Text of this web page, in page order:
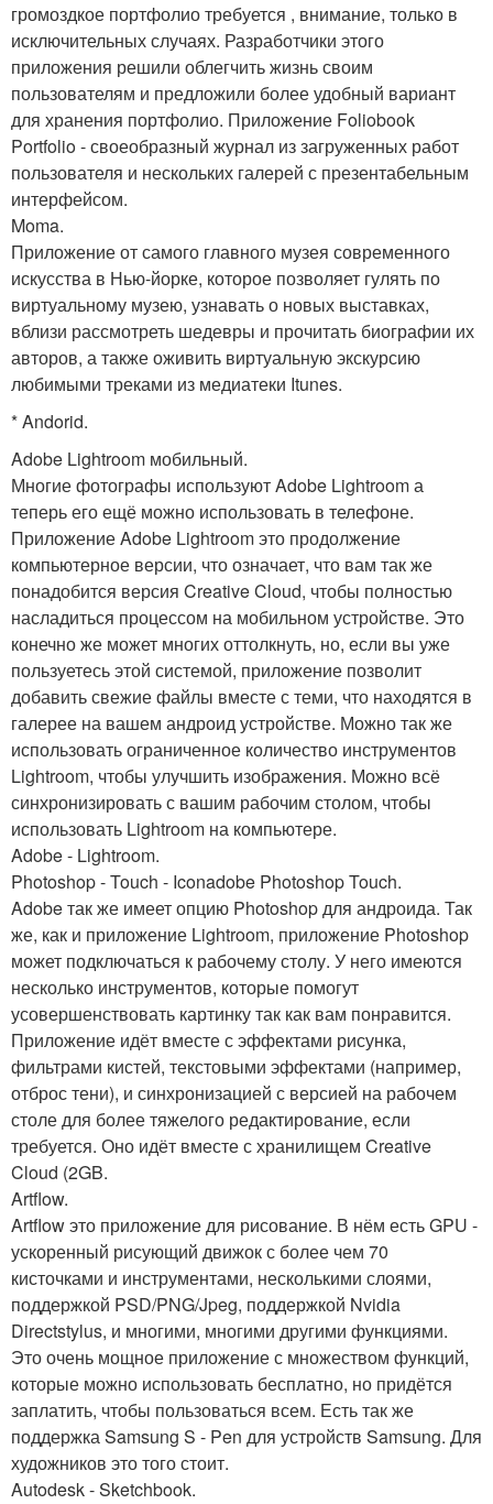
громоздкое портфолио требуется , внимание, только в
исключительных случаях. Разработчики этого
приложения решили облегчить жизнь своим
пользователям и предложили более удобный вариант
для хранения портфолио. Приложение Foliobook
Portfolio - своеобразный журнал из загруженных работ
пользователя и нескольких галерей с презентабельным
интерфейсом.
Moma.
Приложение от самого главного музея современного
искусства в Нью-йорке, которое позволяет гулять по
виртуальному музею, узнавать о новых выставках,
вблизи рассмотреть шедевры и прочитать биографии их
авторов, а также оживить виртуальную экскурсию
любимыми треками из медиатеки Itunes.
* Andorid.
Adobe Lightroom мобильный.
Многие фотографы используют Adobe Lightroom а
теперь его ещё можно использовать в телефоне.
Приложение Adobe Lightroom это продолжение
компьютерное версии, что означает, что вам так же
понадобится версия Creative Cloud, чтобы полностью
насладиться процессом на мобильном устройстве. Это
конечно же может многих оттолкнуть, но, если вы уже
пользуетесь этой системой, приложение позволит
добавить свежие файлы вместе с теми, что находятся в
галерее на вашем андроид устройстве. Можно так же
использовать ограниченное количество инструментов
Lightroom, чтобы улучшить изображения. Можно всё
синхронизировать с вашим рабочим столом, чтобы
использовать Lightroom на компьютере.
Adobe - Lightroom.
Photoshop - Touch - Iconadobe Photoshop Touch.
Adobe так же имеет опцию Photoshop для андроида. Так
же, как и приложение Lightroom, приложение Photoshop
может подключаться к рабочему столу. У него имеются
несколько инструментов, которые помогут
усовершенствовать картинку так как вам понравится.
Приложение идёт вместе с эффектами рисунка,
фильтрами кистей, текстовыми эффектами (например,
отброс тени), и синхронизацией с версией на рабочем
столе для более тяжелого редактирование, если
требуется. Оно идёт вместе с хранилищем Creative
Cloud (2GB.
Artflow.
Artflow это приложение для рисование. В нём есть GPU -
ускоренный рисующий движок с более чем 70
кисточками и инструментами, несколькими слоями,
поддержкой PSD/PNG/Jpeg, поддержкой Nvidia
Directstylus, и многими, многими другими функциями.
Это очень мощное приложение с множеством функций,
которые можно использовать бесплатно, но придётся
заплатить, чтобы пользоваться всем. Есть так же
поддержка Samsung S - Pen для устройств Samsung. Для
художников это того стоит.
Autodesk - Sketchbook.